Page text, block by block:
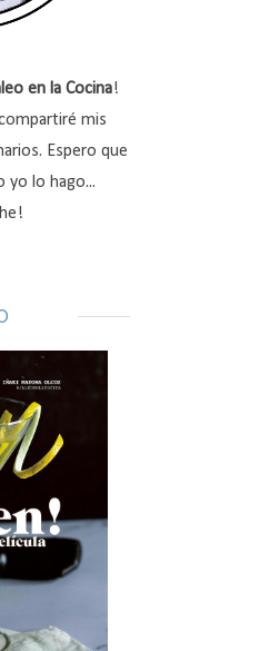
en la Cocina!
mis
Espero que
yo lo hago...